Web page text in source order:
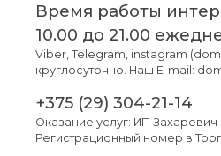
Время работы
10.00 до 21.00
Viber, Telegram, instagram
круглосуточно. Наш E-mail:
+375 (29) 304-21-14
Оказание услуг: ИП Захаревич
Регистрационный номер в